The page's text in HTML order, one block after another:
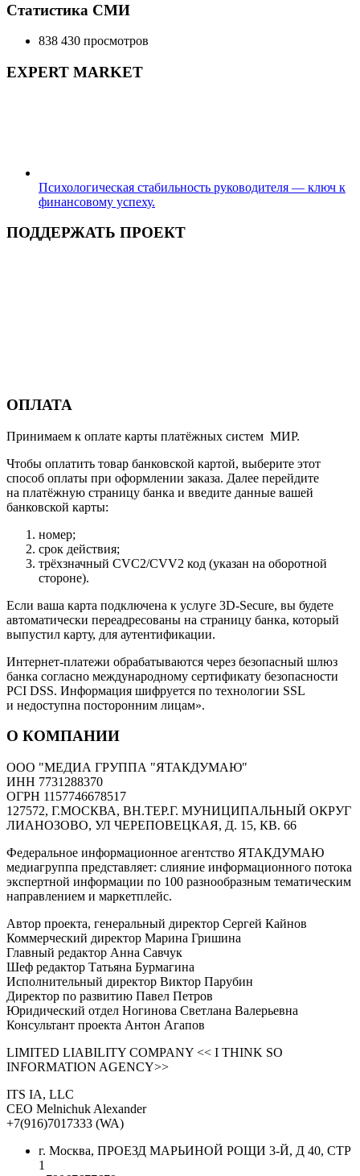
Статистика СМИ
838 430 просмотров
EXPERT MARKET
Психологическая стабильность руководителя — ключ к
финансовому успеху.
ПОДДЕРЖАТЬ ПРОЕКТ
ОПЛАТА
Принимаем к оплате карты платёжных систем МИР.
Чтобы оплатить товар банковской картой, выберите этот
способ оплаты при оформлении заказа. Далее перейдите
на платёжную страницу банка и введите данные вашей
банковской карты:
номер;
срок действия;
трёхзначный CVC2/CVV2 код (указан на оборотной
стороне).
Если ваша карта подключена к услуге 3D-Secure, вы будете
автоматически переадресованы на страницу банка, который
выпустил карту, для аутентификации.
Интернет-платежи обрабатываются через безопасный шлюз
банка согласно международному сертификату безопасности
PCI DSS. Информация шифруется по технологии SSL
и недоступна посторонним лицам».
О КОМПАНИИ
ООО "МЕДИА ГРУППА "ЯТАКДУМАЮ"
ИНН 7731288370
ОГРН 1157746678517
127572, Г.МОСКВА, ВН.ТЕР.Г. МУНИЦИПАЛЬНЫЙ ОКРУГ
ЛИАНОЗОВО, УЛ ЧЕРЕПОВЕЦКАЯ, Д. 15, КВ. 66
Федеральное информационное агентство ЯТАКДУМАЮ
медиагруппа представляет: слияние информационного потока
экспертной информации по 100 разнообразным тематическим
направлением и маркетплейс.
Автор проекта, генеральный директор Сергей Кайнов
Коммерческий директор Марина Гришина
Главный редактор Анна Савчук
Шеф редактор Татьяна Бурмагина
Исполнительный директор Виктор Парубин
Директор по развитию Павел Петров
Юридический отдел Ногинова Светлана Валерьевна
Консультант проекта Антон Агапов
LIMITED LIABILITY COMPANY << I THINK SO
INFORMATION AGENCY>>
ITS IA, LLC
CEO Melnichuk Alexander
+7(916)7017333 (WA)
г. Москва, ПРОЕЗД МАРЬИНОЙ РОЩИ 3-Й, Д 40, СТР
1